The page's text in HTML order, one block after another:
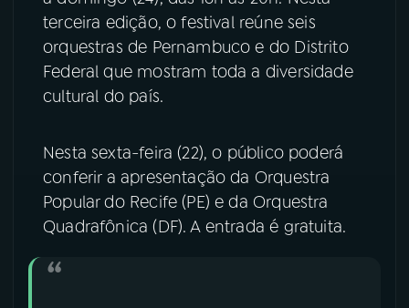
terceira edição, o festival reúne seis
orquestras de Pernambuco e do Distrito
Federal que mostram toda a diversidade
cultural do país.
Nesta sexta-feira (22), o público poderá
conferir a apresentação da Orquestra
Popular do Recife (PE) e da Orquestra
Quadrafônica (DF). A entrada é gratuita.